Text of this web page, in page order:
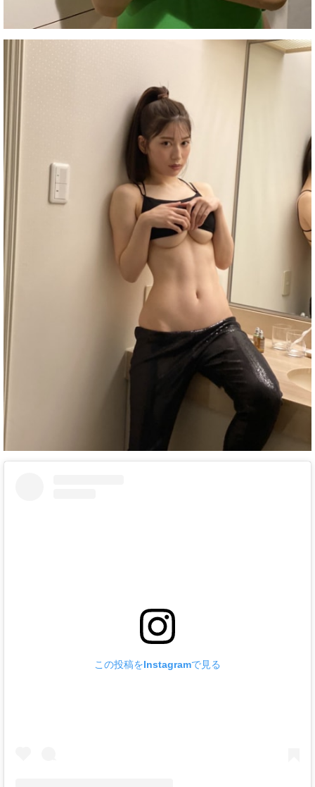
この投稿をInstagramで見る